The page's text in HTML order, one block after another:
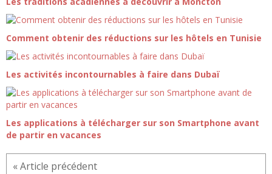
Comment obtenir des réductions sur les hôtels en Tunisie
Les activités incontournables à faire dans Dubaï
Les applications à télécharger sur son Smartphone avant
de partir en vacances